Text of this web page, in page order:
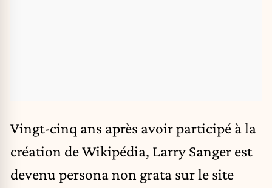
Vingt-cinq ans après avoir participé à la
création deWikipédia, Larry Sanger est
devenu persona non grata sur le site